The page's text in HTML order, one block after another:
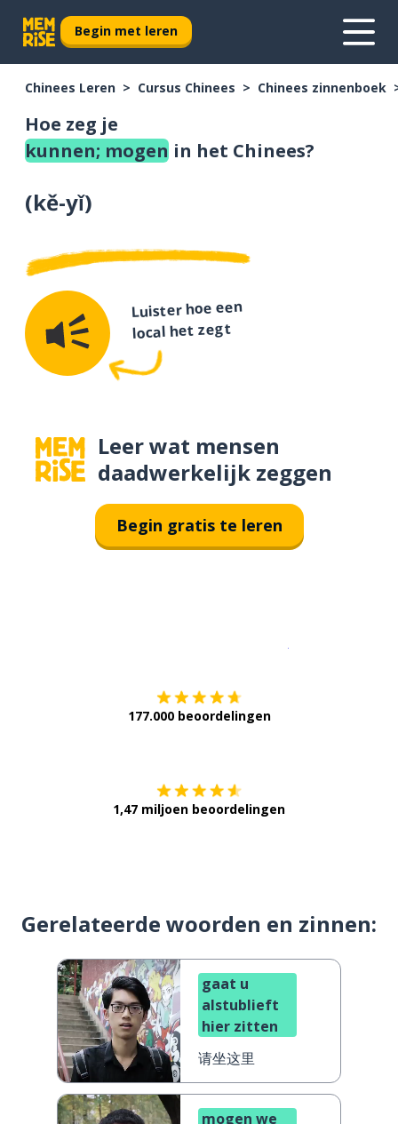
Begin met leren
Chinees Leren Cursus Chinees Chinees zinnenboek
Hoe zeg je
kunnen; mogen in het Chinees?
(kě-yǐ)
Luister hoe een
local het zegt
Leer wat mensen
daadwerkelijk zeggen
Begin gratis te leren
177.000 beoordelingen
1,47 miljoen beoordelingen
Gerelateerde woorden en zinnen:
gaat u
alstublieft
hier zitten
请坐这里
mogen we